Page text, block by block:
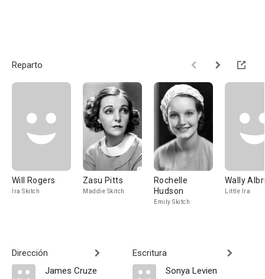
Reparto
Will Rogers
Ira Skitch
Zasu Pitts
Maddie Skitch
Rochelle
Hudson
Emily Skitch
Wally
Little Ira
Dirección
James Cruze
Escritura
Sonya Levien